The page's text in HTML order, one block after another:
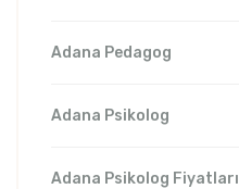
Adana Pedagog
Adana Psikolog
Adana Psikolog Fiyatları